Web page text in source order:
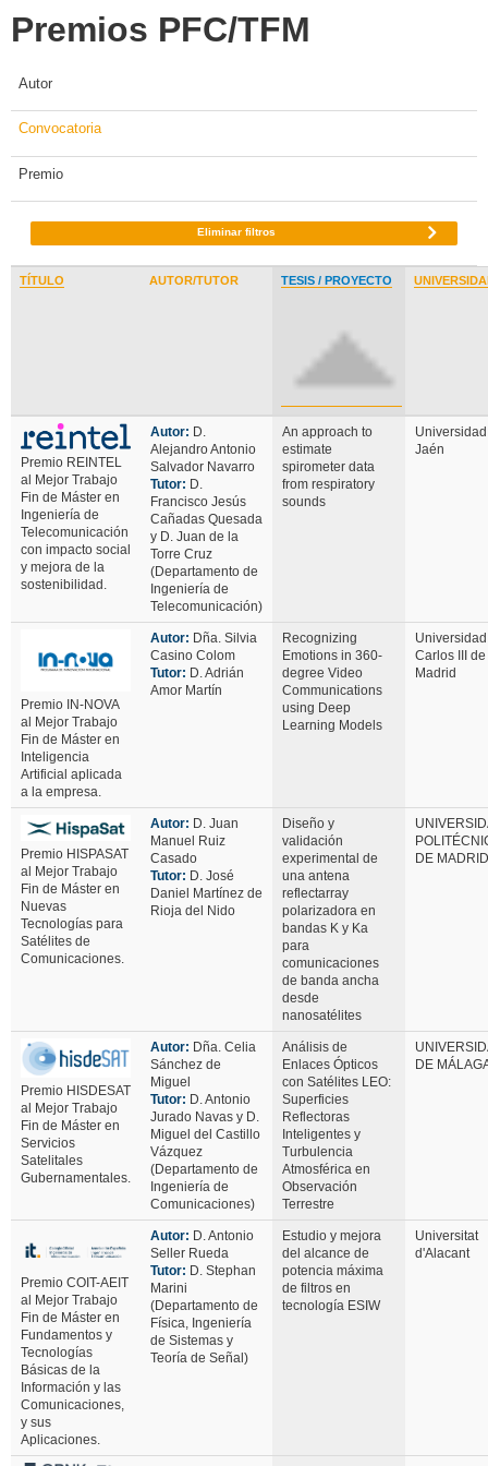
Premios PFC/TFM
Autor
Convocatoria
Premio
Eliminar filtros
TÍTULO AUTOR/TUTOR TESIS / PROYECTO
Premio REINTEL
al Mejor Trabajo
Fin de Máster en
Ingeniería de
Telecomunicación
con impacto social
y mejora de la
sostenibilidad.
Autor: D.
Alejandro Antonio
Salvador Navarro
Tutor: D.
Francisco Jesús
Cañadas Quesada
y D. Juan de la
Torre Cruz
(Departamento de
Ingeniería de
Telecomunicación)
An approach to
estimate
spirometer data
from respiratory
sounds
Jaén
Premio IN-NOVA
al Mejor Trabajo
Fin de Máster en
Inteligencia
Artificial aplicada
a la empresa.
Autor: Dña. Silvia
Casino Colom
Tutor: D. Adrián
Amor Martín
Recognizing
Emotions in 360-
degree Video
Communications
using Deep
Learning Models
Universidad
Carlos III de
Madrid
Premio HISPASAT
al Mejor Trabajo
Fin de Máster en
Nuevas
Tecnologías para
Satélites de
Comunicaciones.
Autor: D. Juan
Manuel Ruiz
Casado
Tutor: D. José
Daniel Martínez de
Rioja del Nido
Diseño y
validación
experimental de
una antena
reflectarray
polarizadora en
bandas K y Ka
para
comunicaciones
de banda ancha
desde
nanosatélites
DE MADRID
Premio HISDESAT
al Mejor Trabajo
Fin de Máster en
Servicios
Satelitales
Gubernamentales.
Autor: Dña. Celia
Sánchez de
Miguel
Tutor: D. Antonio
Jurado Navas y D.
Miguel del Castillo
Vázquez
(Departamento de
Ingeniería de
Comunicaciones)
Análisis de
Enlaces Ópticos
con Satélites LEO:
Superficies
Reflectoras
Inteligentes y
Turbulencia
Atmosférica en
Observación
Terrestre
DE
Premio COIT-AEIT
al Mejor Trabajo
Fin de Máster en
Fundamentos y
Tecnologías
Básicas de la
Información y las
Comunicaciones,
y sus
Aplicaciones.
Autor: D. Antonio
Seller Rueda
Tutor: D. Stephan
Marini
(Departamento de
Física, Ingeniería
de Sistemas y
Teoría de Señal)
Estudio y mejora
del alcance de
potencia máxima
de filtros en
tecnología ESIW
Universitat
d'Alacant